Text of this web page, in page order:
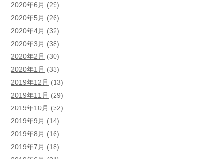
2020年6月 (29)
2020年5月 (26)
2020年4月 (32)
2020年3月 (38)
2020年2月 (30)
2020年1月 (33)
2019年12月 (13)
2019年11月 (29)
2019年10月 (32)
2019年9月 (14)
2019年8月 (16)
2019年7月 (18)